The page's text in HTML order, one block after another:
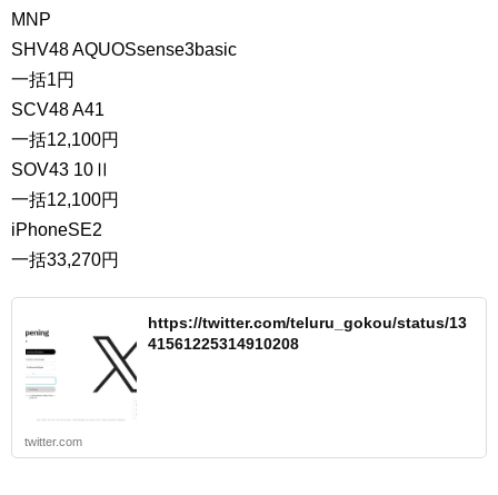
MNP
SHV48 AQUOSsense3basic
一括1円
SCV48 A41
一括12,100円
SOV43 10Ⅱ
一括12,100円
iPhoneSE2
一括33,270円
https://twitter.com/teluru_gokou/status/13
41561225314910208
twitter.com